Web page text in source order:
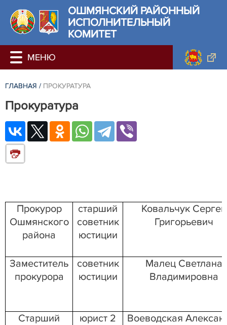
ОШМЯНСКИЙ РАЙОННЫЙ
ИСПОЛНИТЕЛЬНЫЙ
КОМИТЕТ
ГЛАВНАЯ / ПРОКУРАТУРА
Прокуратура
Прокурор
Ошмянского
района
старший
советник
юстиции
Ковальчук Сергей
Григорьевич
Заместитель
прокурора
советник
юстиции
Малец Светлана
Владимировна
Старший
юрист 2
Воеводская